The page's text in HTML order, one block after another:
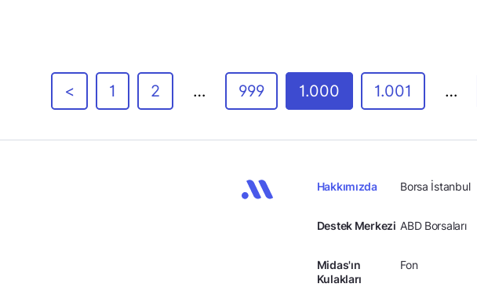
< 1 2 … 999 1.000 1.001 …
Hakkımızda
Destek Merkezi
Midas'ın
Kulakları
Borsa İstanbul
ABD Borsaları
Fon